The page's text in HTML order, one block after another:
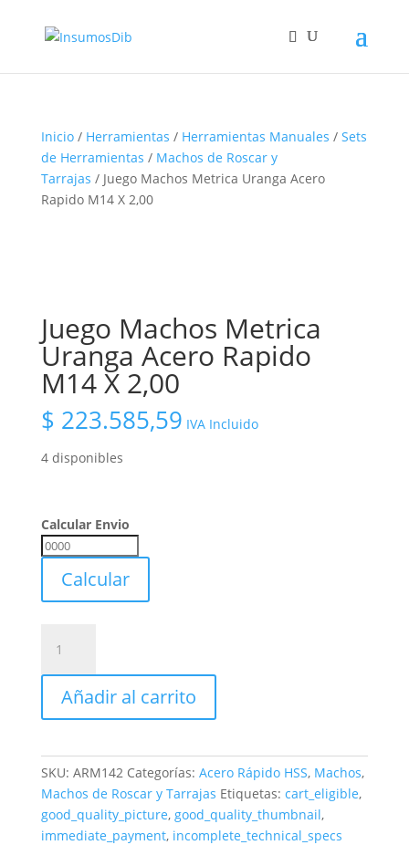
Inicio/ Herramientas / Herramientas Manuales / Sets
de Herramientas / Machos de Roscar y
Tarrajas / Juego Machos Metrica Uranga Acero
Rapido M14 X 2,00
Juego Machos Metrica
Uranga Acero Rapido
M14 X 2,00
$ 223.585,59 IVA Incluido
4 disponibles
Calcular Envio
Calcular
Envio
Calcular
Machos
Metrica
Uranga
Acero
M14
X
2,00
cantidad
Añadir al carrito
SKU: ARM142 Categorías: Acero Rápido HSS, Machos,
Machos de Roscar y Tarrajas Etiquetas: cart_eligible,
good_quality_picture, good_quality_thumbnail,
immediate_payment, incomplete_technical_specs